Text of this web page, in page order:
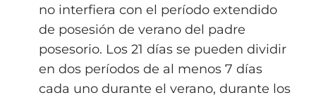
no interfiera con el período extendido
de posesión de verano del padre
posesorio. Los 21 días se pueden dividir
en dos períodos de al menos 7 días
cada uno durante el verano, durante los